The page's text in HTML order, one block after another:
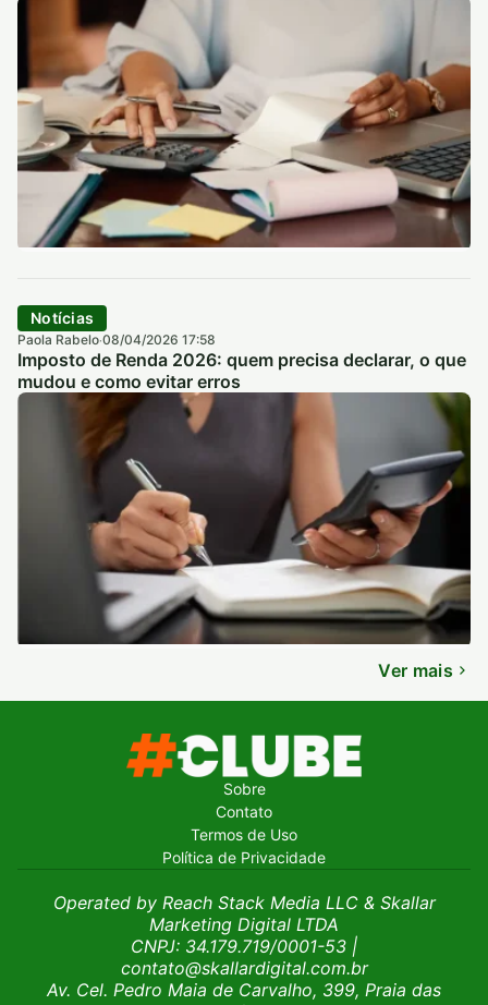
Notícias
Paola Rabelo·08/04/2026 17:58
Imposto de Renda 2026: quem precisa declarar, o que
mudou e como evitar erros
Ver mais
Sobre
Contato
Termos de Uso
Política de Privacidade
Operated by Reach Stack Media LLC & Skallar
Marketing Digital LTDA
CNPJ: 34.179.719/0001-53 |
contato@skallardigital.com.br
Av. Cel. Pedro Maia de Carvalho, 399, Praia das